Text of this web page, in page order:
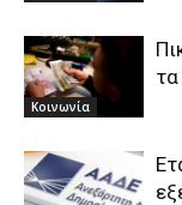
Κοινωνία